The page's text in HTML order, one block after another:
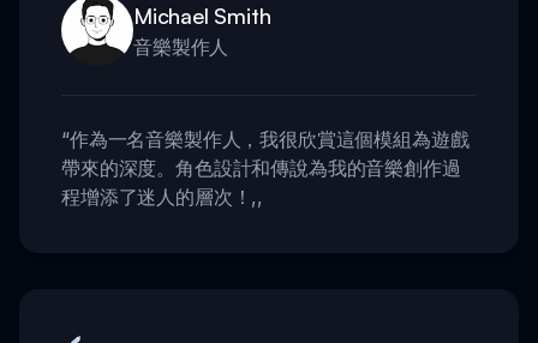
Michael Smith
音樂製作人
“作為一名音樂製作人，我很欣賞這個模組為遊戲
帶來的深度。角色設計和傳說為我的音樂創作過
程增添了迷人的層次！ ,,